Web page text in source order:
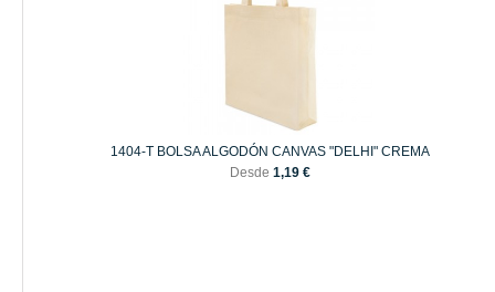
1404-T BOLSA ALGODÓN CANVAS "DELHI" CREMA
Desde 1,19 €